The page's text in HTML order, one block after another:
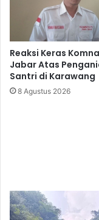
Reaksi Keras
Jabar Atas
Santri di Karawang
8 Agustus 2026